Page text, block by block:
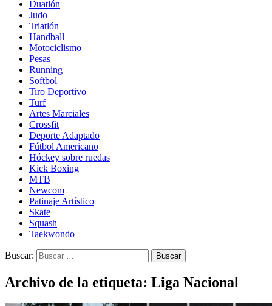
Duatlón
Judo
Triatlón
Handball
Motociclismo
Pesas
Running
Softbol
Tiro Deportivo
Turf
Artes Marciales
Crossfit
Deporte Adaptado
Fútbol Americano
Hóckey sobre ruedas
Kick Boxing
MTB
Newcom
Patinaje Artístico
Skate
Squash
Taekwondo
Buscar:
Archivo de la etiqueta: Liga Nacional